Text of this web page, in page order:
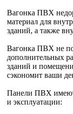
Вагонка ПВХ
материал для
зданий, а также
Вагонка ПВХ не
дополнительных
зданий и
сэкономит ваши
Панели ПВХ
и эксплуатации: